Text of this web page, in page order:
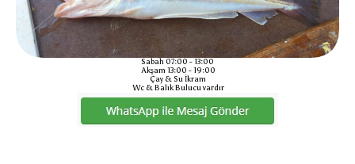
Sabah 07:00 - 13:00
Akşam 13:00 - 19:00
Çay & Su İkram
Wc & Balık Bulucu vardır